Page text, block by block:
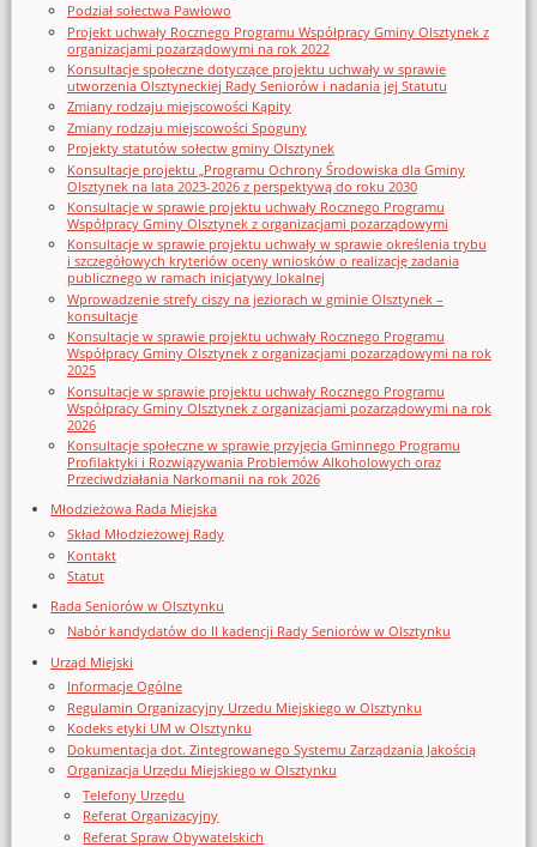
Podział sołectwa Pawłowo
Projekt uchwały Rocznego Programu Współpracy Gminy Olsztynek z
organizacjami pozarządowymi na rok 2022
Konsultacje społeczne dotyczące projektu uchwały w sprawie
utworzenia Olsztyneckiej Rady Seniorów i nadania jej Statutu
Zmiany rodzaju miejscowości Kąpity
Zmiany rodzaju miejscowości Spoguny
Projekty statutów sołectw gminy Olsztynek
Konsultacje projektu „Programu Ochrony Środowiska dla Gminy
Olsztynek na lata 2023-2026 z perspektywą do roku 2030
Konsultacje w sprawie projektu uchwały Rocznego Programu
Współpracy Gminy Olsztynek z organizacjami pozarządowymi
Konsultacje w sprawie projektu uchwały w sprawie określenia trybu
i szczegółowych kryteriów oceny wniosków o realizację zadania
publicznego w ramach inicjatywy lokalnej
Wprowadzenie strefy ciszy na jeziorach w gminie Olsztynek –
konsultacje
Konsultacje w sprawie projektu uchwały Rocznego Programu
Współpracy Gminy Olsztynek z organizacjami pozarządowymi na rok
2025
Konsultacje w sprawie projektu uchwały Rocznego Programu
Współpracy Gminy Olsztynek z organizacjami pozarządowymi na rok
2026
Konsultacje społeczne w sprawie przyjęcia Gminnego Programu
Profilaktyki i Rozwiązywania Problemów Alkoholowych oraz
Przeciwdziałania Narkomanii na rok 2026
Młodzieżowa Rada Miejska
Skład Młodzieżowej Rady
Kontakt
Statut
Rada Seniorów w Olsztynku
Nabór kandydatów do II kadencji Rady Seniorów w Olsztynku
Urząd Miejski
Informacje Ogólne
Regulamin Organizacyjny Urzedu Miejskiego w Olsztynku
Kodeks etyki UM w Olsztynku
Dokumentacja dot. Zintegrowanego Systemu Zarządzania Jakością
Organizacja Urzędu Miejskiego w Olsztynku
Telefony Urzędu
Referat Organizacyjny
Referat Spraw Obywatelskich